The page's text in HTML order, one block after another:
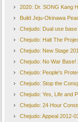
2020: Dr. SONG Kang
Build Jeju-Okinawa
Chejudo: Dual use
Chejudo: Halt The
Chejudo: New Stage
Chejudo: No War Base!
Chejudo: People's
Chejudo: Stop the
Chejudo: Yes, Life and
Chejudo: 24 Hour
Chejudo: Appeal 2012-